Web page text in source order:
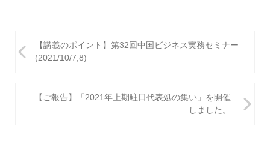
稿
【講義のポイント】第32回中国ビジネス実務セミナー
(2021/10/7,8)
【ご報告】「2021年上期駐日代表処の集い」を開催
しました。